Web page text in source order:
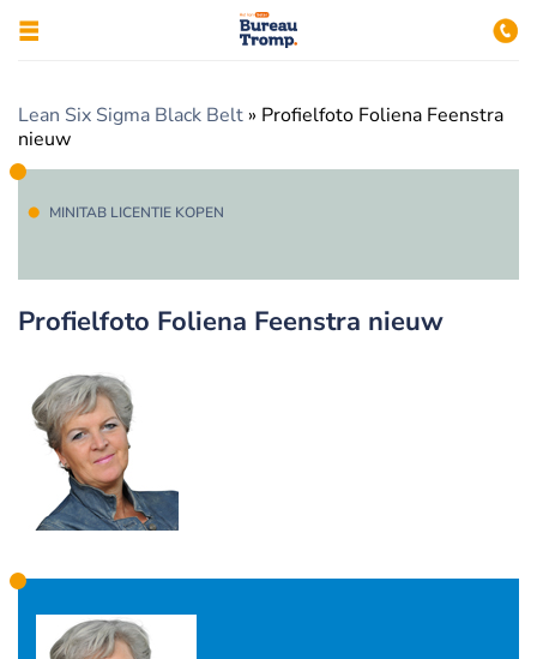
Lean Six Sigma Black Belt » Profielfoto Foliena Feenstra
nieuw
MINITAB LICENTIE KOPEN
Profielfoto Foliena Feenstra nieuw